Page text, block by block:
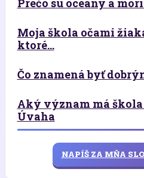
Prečo sú oceány a
Moja škola očami
ktoré...
Čo znamená byť
Aký význam má
Úvaha
NAPÍŠ ZA MŇA